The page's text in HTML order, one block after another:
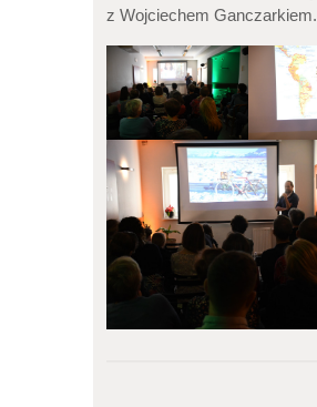
z Wojciechem Ganczarkiem.